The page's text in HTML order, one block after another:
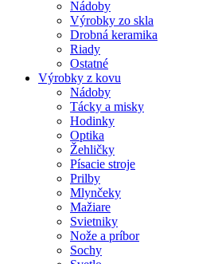
Nádoby
Výrobky zo skla
Drobná keramika
Riady
Ostatné
Výrobky z kovu
Nádoby
Tácky a misky
Hodinky
Optika
Žehličky
Písacie stroje
Prilby
Mlynčeky
Mažiare
Svietniky
Nože a príbor
Sochy